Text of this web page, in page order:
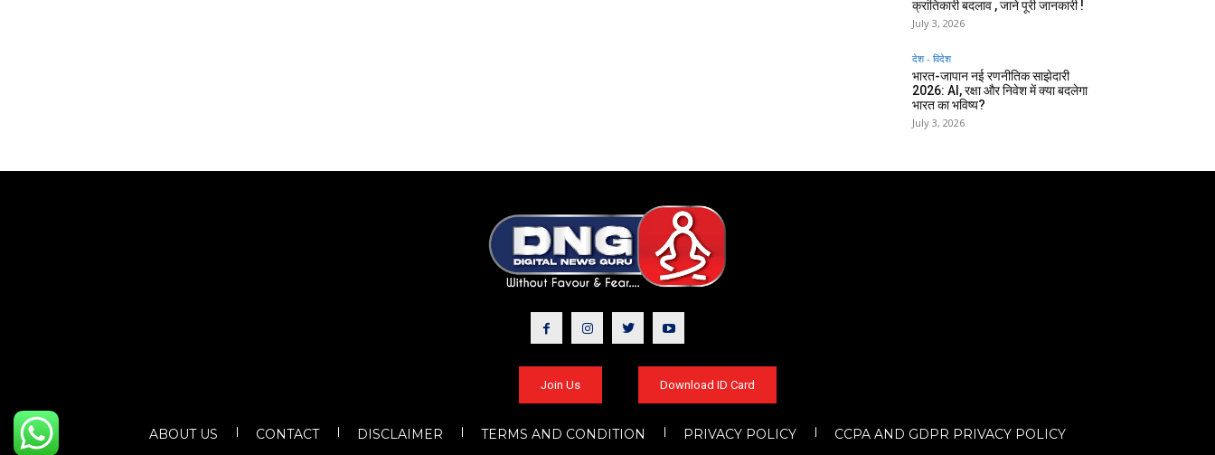
क्रांतिकारी बदलाव , जाने पूरी जानकारी !
July 3, 2026
देश - विदेश
भारत-जापान नई रणनीतिक साझेदारी
2026: AI, रक्षा और निवेश में क्या बदलेगा
भारत का भविष्य?
July 3, 2026
Join Us Download ID Card
ABOUT US CONTACT DISCLAIMER TERMS AND CONDITION PRIVACY POLICY CCPA AND GDPR PRIVACY POLICY